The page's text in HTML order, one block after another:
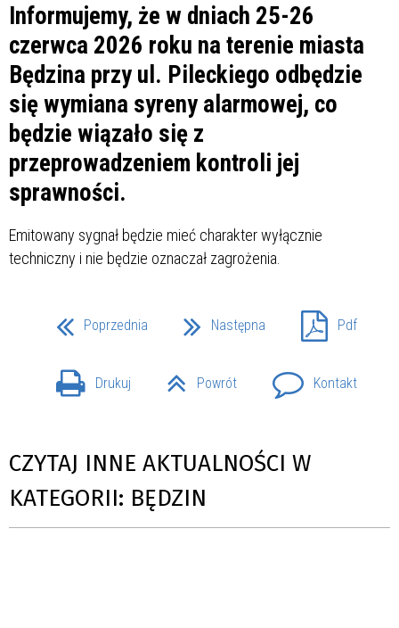
Informujemy, że w dniach 25-26
czerwca 2026 roku na terenie miasta
Będzina przy ul. Pileckiego odbędzie
się wymiana syreny alarmowej, co
będzie wiązało się z
przeprowadzeniem kontroli jej
sprawności.
Emitowany sygnał będzie mieć charakter wyłącznie
techniczny i nie będzie oznaczał zagrożenia.
Poprzednia Następna Pdf
Drukuj Powrót Kontakt
CZYTAJ INNE AKTUALNOŚCI W
KATEGORII: BĘDZIN